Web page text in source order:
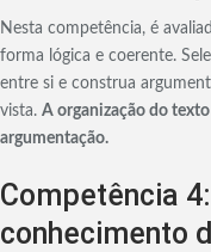
Nesta competência, é
forma lógica e coerente.
entre si e construa
vista. A organização do
argumentação.
Competência
conhecimento